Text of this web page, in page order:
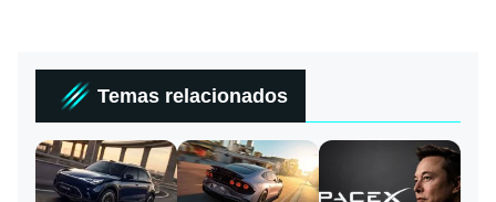
Temas relacionados